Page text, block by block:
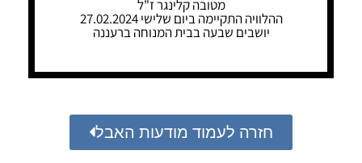
מטובה קלינגר ז"ל
ההלוויה התקיימה ביום שלישי 27.02.2024
יושבים שבעה בבית המנוחה ברעננה
חזרה לעמוד מודעות האבל